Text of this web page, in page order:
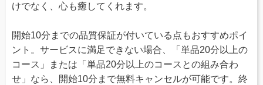
けでなく、心も癒してくれます。
開始10分までの品質保証が付いている点もおすすめポイ
ント。サービスに満足できない場合、「単品20分以上の
コース」または「単品20分以上のコースとの組み合わ
せ」なら、開始10分まで無料キャンセルが可能です。終